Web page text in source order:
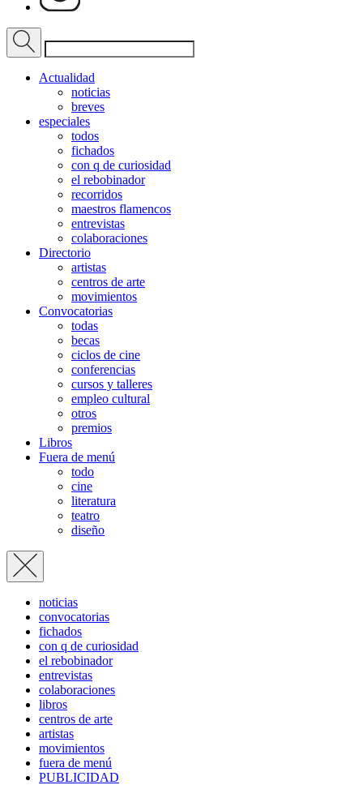
Actualidad
noticias
breves
especiales
todos
fichados
con q de curiosidad
el rebobinador
recorridos
maestros flamencos
entrevistas
colaboraciones
Directorio
artistas
centros de arte
movimientos
Convocatorias
todas
becas
ciclos de cine
conferencias
cursos y talleres
empleo cultural
otros
premios
Libros
Fuera de menú
todo
cine
literatura
teatro
diseño
noticias
convocatorias
fichados
con q de curiosidad
el rebobinador
entrevistas
colaboraciones
libros
centros de arte
artistas
movimientos
fuera de menú
PUBLICIDAD